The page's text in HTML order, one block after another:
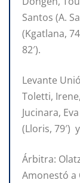
Santos (A.
(Kgatlana,
82′).
Levante
Toletti,
Jucinara,
(Lloris, 79′)
Árbitra:
Amonestó a